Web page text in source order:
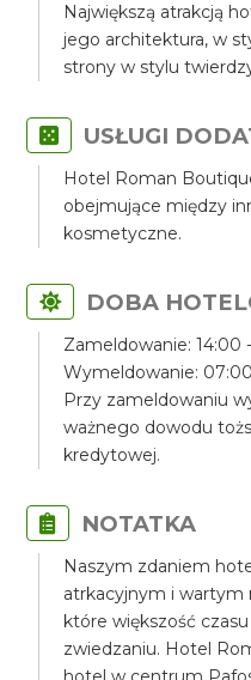
Największą atrakcją
jego architektura, w
strony w stylu
USŁUGI
Hotel Roman
obejmujące między
kosmetyczne.
DOBA
Zameldowanie: 14:00
Wymeldowanie:
Przy zameldowaniu
ważnego dowodu
kredytowej.
NOTATKA
Naszym zdaniem
atrkacyjnym i wartym
które większość
zwiedzaniu. Hotel